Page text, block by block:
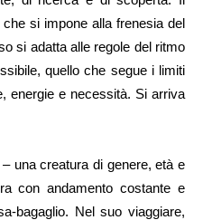
si impone alla frenesia del
si adatta alle regole del ritmo
quello che segue i limiti
energie e necessità. Si arriva
una creatura di genere, età e
con andamento costante e
bagaglio. Nel suo viaggiare,